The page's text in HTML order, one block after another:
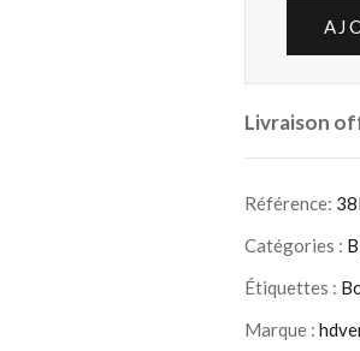
Livraison
Référence:
Catégories :
Étiquettes :
Marque :